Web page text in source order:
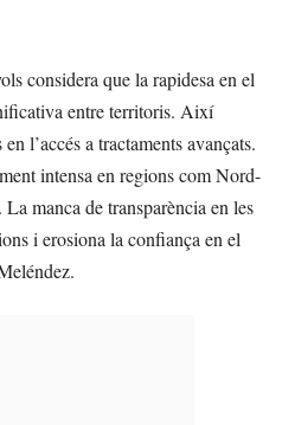
considera que la rapidesa en el
entre territoris. Així
l’accés a tractaments avançats.
intensa en regions com Nord-
manca de transparència en les
i erosiona la confiança en el